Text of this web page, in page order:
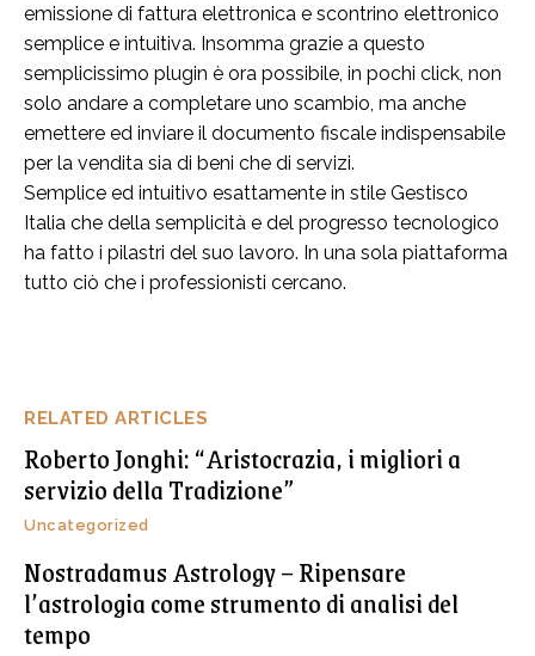
RELATED ARTICLES
Roberto Jonghi: “Aristocrazia, i migliori a
servizio della Tradizione”
Uncategorized
Nostradamus Astrology – Ripensare
l’astrologia come strumento di analisi del
tempo
emissione di fattura elettronica e scontrino elettronico
semplice e intuitiva. Insomma grazie a questo
semplicissimo plugin è ora possibile, in pochi click, non
solo andare a completare uno scambio, ma anche
emettere ed inviare il documento fiscale indispensabile
per la vendita sia di beni che di servizi.
Semplice ed intuitivo esattamente in stile Gestisco
Italia che della semplicità e del progresso tecnologico
ha fatto i pilastri del suo lavoro. In una sola piattaforma
tutto ciò che i professionisti cercano.